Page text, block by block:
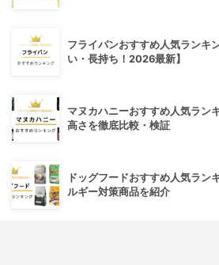
フライパンおすすめ人気ランキ
い・長持ち！2026最新】
マヌカハニーおすすめ人気ラン
高さを徹底比較・検証
ドッグフードおすすめ人気ラン
ルギー対策商品を紹介